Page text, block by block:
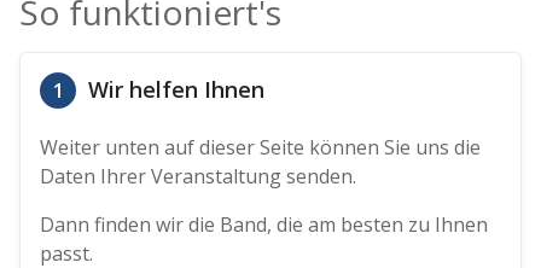
So funktioniert's
1 Wir helfen Ihnen
Weiter unten auf dieser Seite können Sie uns die
Daten Ihrer Veranstaltung senden.
Dann finden wir die Band, die am besten zu Ihnen
passt.